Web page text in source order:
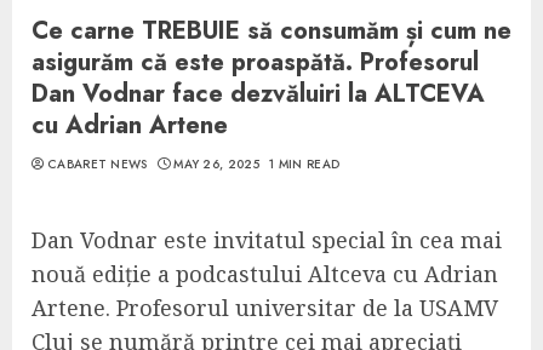
Ce carne TREBUIE să consumăm și cum ne
asigurăm că este proaspătă. Profesorul
Dan Vodnar face dezvăluiri la ALTCEVA
cu Adrian Artene
CABARET NEWS MAY 26, 2025 1 MIN READ
Dan Vodnar este invitatul special în cea mai
nouă ediție a podcastului Altceva cu Adrian
Artene. Profesorul universitar de la USAMV
Cluj se numără printre cei mai apreciați